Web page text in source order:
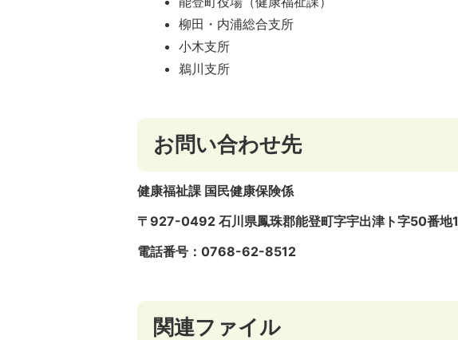
柳田・内浦総合支所
小木支所
鵜川支所
お問い合わせ先
健康福祉課 国民健康保険係
〒927-0492 石川県鳳珠郡能登町字宇出津ト字50番地1
電話番号：0768-62-8512
関連ファイル